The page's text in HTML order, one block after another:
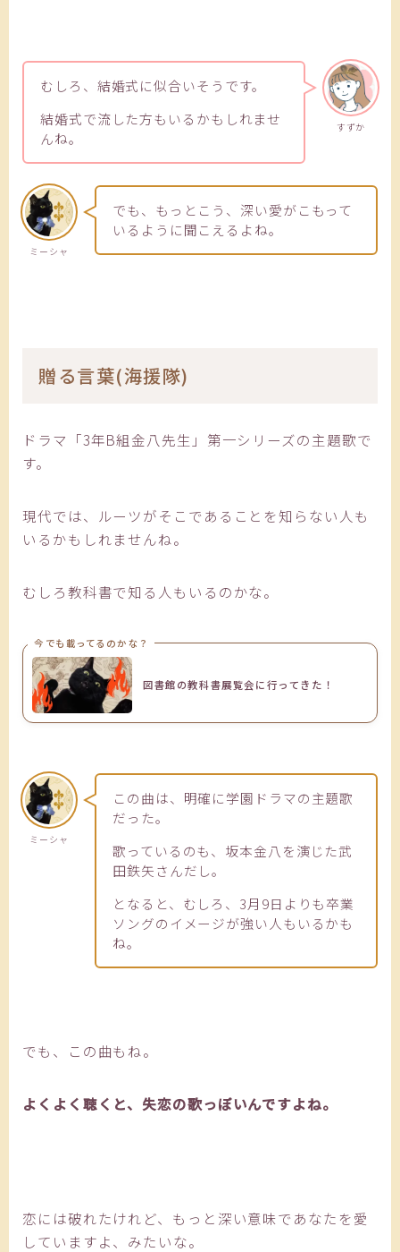
すずか
むしろ、結婚式に似合いそうです。
結婚式で流した方もいるかもしれませ
んね。
ミーシャ
でも、もっとこう、深い愛がこもって
いるように聞こえるよね。
贈る言葉(海援隊)
ドラマ「3年B組金八先生」第一シリーズの主題歌で
す。
現代では、ルーツがそこであることを知らない人も
いるかもしれませんね。
むしろ教科書で知る人もいるのかな。
今でも載ってるのかな？
図書館の教科書展覧会に行ってきた！
ミーシャ
この曲は、明確に学園ドラマの主題歌
だった。
歌っているのも、坂本金八を演じた武
田鉄矢さんだし。
となると、むしろ、3月9日よりも卒業
ソングのイメージが強い人もいるかも
ね。
でも、この曲もね。
よくよく聴くと、失恋の歌っぽいんですよね。
恋には破れたけれど、もっと深い意味であなたを愛
していますよ、みたいな。